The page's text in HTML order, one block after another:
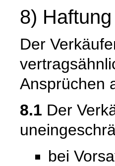
8) Haftung
Der
Ansprüchen
8.1 Der
bei